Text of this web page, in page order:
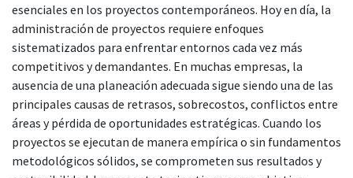
esenciales en los proyectos contemporáneos. Hoy en día, la
administración de proyectos requiere enfoques
sistematizados para enfrentar entornos cada vez más
competitivos y demandantes. En muchas empresas, la
ausencia de una planeación adecuada sigue siendo una de las
principales causas de retrasos, sobrecostos, conflictos entre
áreas y pérdida de oportunidades estratégicas. Cuando los
proyectos se ejecutan de manera empírica o sin fundamentos
metodológicos sólidos, se comprometen sus resultados y